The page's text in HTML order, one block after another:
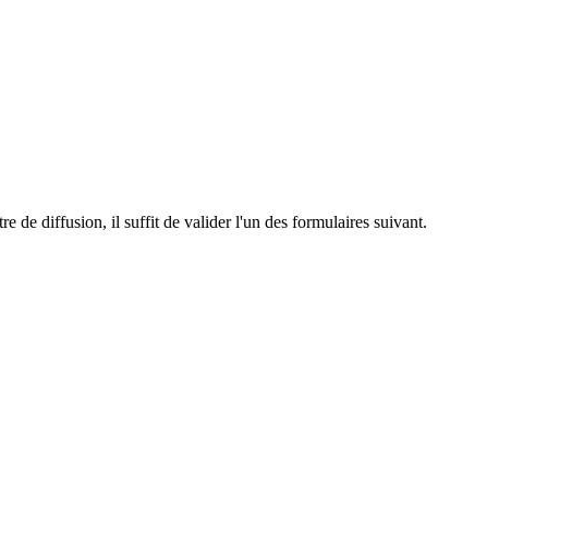
de diffusion, il suffit de valider l'un des formulaires suivant.